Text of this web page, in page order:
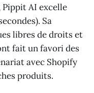
Pippit AI excelle
Sa
libres de droits et
fait un favori des
avec Shopify
produits.